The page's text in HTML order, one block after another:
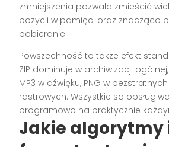
zmniejszenia pozwala zmieścić
pozycji w pamięci oraz znacząco
pobieranie.
Powszechność to także efekt
ZIP dominuje w archiwizacji
MP3 w dźwięku, PNG w
rastrowych. Wszystkie są
programowo na praktycznie
Jakie algorytmy